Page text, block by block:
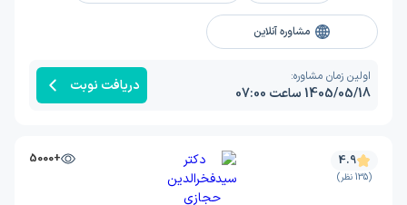
مشاوره آنلاین
اولین زمان مشاوره:
1405/05/18 ساعت 07:00 دریافت نوبت
+5000 4.9
(135 نظر)